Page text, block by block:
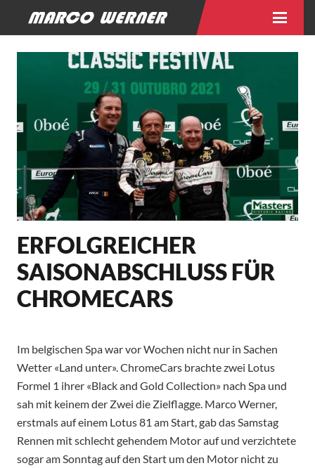
ERFOLGREICHER
SAISONABSCHLUSS FÜR C
HROMECARS
Im belgischen Spa war vor Wochen nicht nur in Sachen
Wetter «Land unter». ChromeCars brachte zwei Lotus
Formel 1 ihrer «Black and Gold Collection» nach Spa und
sah mit keinem der Zwei die Zielflagge. Marco Werner,
erstmals auf einem Lotus 81 am Start, gab das Samstag
Rennen mit schlecht gehendem Motor auf und verzichtete
sogar am Sonntag auf den Start um den Motor nicht zu